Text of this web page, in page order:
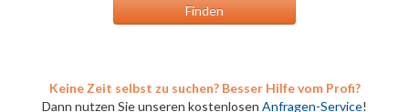
Keine Zeit selbst zu suchen? Besser Hilfe vom Profi?
Dann nutzen Sie unseren kostenlosen Anfragen-Service!